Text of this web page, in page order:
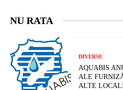
NU RATA
DIVERSE
AQUABIS
ALE
ALTE